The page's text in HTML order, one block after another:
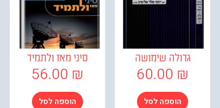
גדולה שימושה
60.00
הוספה לסל
סיני מאז ולתמיד
56.00
הוספה לסל